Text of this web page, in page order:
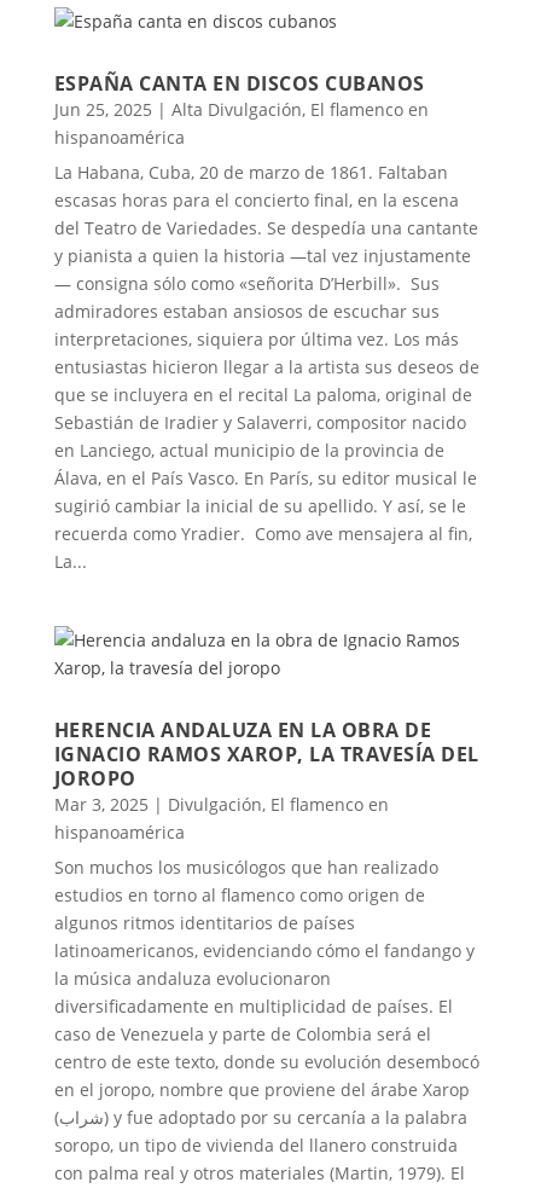
ESPAÑA CANTA EN DISCOS CUBANOS
Jun 25, 2025 | Alta Divulgación, El flamenco en
hispanoamérica
La Habana, Cuba, 20 de marzo de 1861. Faltaban
escasas horas para el concierto final, en la escena
del Teatro de Variedades. Se despedía una cantante
y pianista a quien la historia —tal vez injustamente
— consigna sólo como «señorita D’Herbill». Sus
admiradores estaban ansiosos de escuchar sus
interpretaciones, siquiera por última vez. Los más
entusiastas hicieron llegar a la artista sus deseos de
que se incluyera en el recital La paloma, original de
Sebastián de Iradier y Salaverri, compositor nacido
en Lanciego, actual municipio de la provincia de
Álava, en el País Vasco. En París, su editor musical le
sugirió cambiar la inicial de su apellido. Y así, se le
recuerda como Yradier. Como ave mensajera al fin,
La...
HERENCIA ANDALUZA EN LA OBRA DE
IGNACIO RAMOS XAROP, LA TRAVESÍA DEL
JOROPO
Mar 3, 2025 | Divulgación, El flamenco en
hispanoamérica
Son muchos los musicólogos que han realizado
estudios en torno al flamenco como origen de
algunos ritmos identitarios de países
latinoamericanos, evidenciando cómo el fandango y
la música andaluza evolucionaron
diversificadamente en multiplicidad de países. El
caso de Venezuela y parte de Colombia será el
centro de este texto, donde su evolución desembocó
en el joropo, nombre que proviene del árabe Xarop
(شراب) y fue adoptado por su cercanía a la palabra
soropo, un tipo de vivienda del llanero construida
con palma real y otros materiales (Martin, 1979). El